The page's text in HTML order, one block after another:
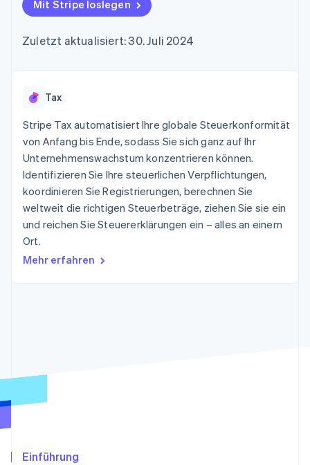
Zugriff auf mehr als
Terminal
Optimierung der
Autorisierungsraten
Link
Beschleunigter
Bezahlvorgang
Financial
Connections
Verbundene
Finanzdaten
Mehr
Product roadmap
Identity
Geldmanagement
SaaS
KI-Unternehmen
Creator Economy
Gaming
Bewirtung, Reisen und
Freizeit
Versicherungen
Medien und
Unterhaltung
Gemeinnützige
Organisationen
Öffentlicher Sektor
Marktplatz auf
Abonnementverwaltung
nutzungsbasierte
geht´s
Bereitstellung und
Verwaltung von
Diensten mit Agenten
Ressourcen
Code-Beispiele
API-Status
Produkt-Roadmap
Karriere
Stripe Press
Kontakt
Sales-Team
kontaktieren
Partner werden
Mit Stripe loslegen
Zuletzt aktualisiert: 30. Juli 2024
Tax
Stripe Tax automatisiert Ihre globale Steuerkonformität
von Anfang bis Ende, sodass Sie sich ganz auf Ihr
Unternehmenswachstum konzentrieren können.
Identifizieren Sie Ihre steuerlichen Verpflichtungen,
koordinieren Sie Registrierungen, berechnen Sie
weltweit die richtigen Steuerbeträge, ziehen Sie sie ein
und reichen Sie Steuererklärungen ein – alles an einem
Ort.
Mehr erfahren
Einführung